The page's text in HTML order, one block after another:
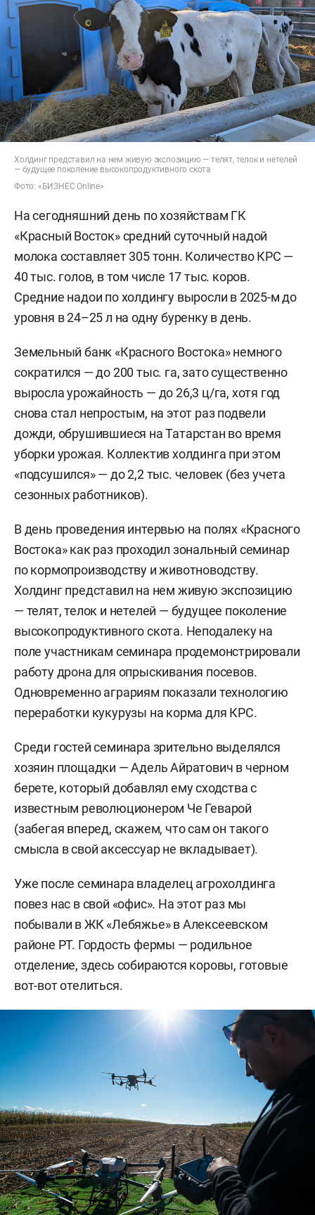
Холдинг представил на нем живую экспозицию — телят, телок и нетелей
— будущее поколение высокопродуктивного скота
Фото: «БИЗНЕС Online»
На сегодняшний день по хозяйствам ГК
«Красный Восток» средний суточный надой
молока составляет 305 тонн. Количество КРС —
40 тыс. голов, в том числе 17 тыс. коров.
Средние надои по холдингу выросли в 2025-м до
уровня в 24–25 л на одну буренку в день.
Земельный банк «Красного Востока» немного
сократился — до 200 тыс. га, зато существенно
выросла урожайность — до 26,3 ц/га, хотя год
снова стал непростым, на этот раз подвели
дожди, обрушившиеся на Татарстан во время
уборки урожая. Коллектив холдинга при этом
«подсушился» — до 2,2 тыс. человек (без учета
сезонных работников).
В день проведения интервью на полях «Красного
Востока» как раз проходил зональный семинар
по кормопроизводству и животноводству.
Холдинг представил на нем живую экспозицию
— телят, телок и нетелей — будущее поколение
высокопродуктивного скота. Неподалеку на
поле участникам семинара продемонстрировали
работу дрона для опрыскивания посевов.
Одновременно аграриям показали технологию
переработки кукурузы на корма для КРС.
Среди гостей семинара зрительно выделялся
хозяин площадки — Адель Айратович в черном
берете, который добавлял ему сходства с
известным революционером Че Геварой
(забегая вперед, скажем, что сам он такого
смысла в свой аксессуар не вкладывает).
Уже после семинара владелец агрохолдинга
повез нас в свой «офис». На этот раз мы
побывали в ЖК «Лебяжье» в Алексеевском
районе РТ. Гордость фермы — родильное
отделение, здесь собираются коровы, готовые
вот-вот отелиться.